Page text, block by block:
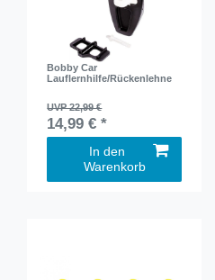
Bobby Car
Lauflernhilfe/Rückenlehne
UVP 22,99 €
14,99 € *
In den
Warenkorb